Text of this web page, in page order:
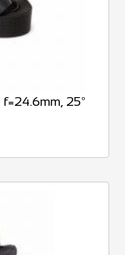
25º